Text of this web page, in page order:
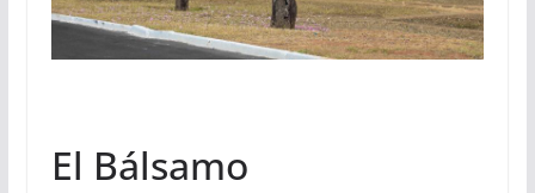
El Bálsamo